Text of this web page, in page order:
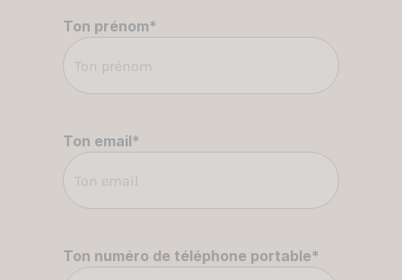
Ton prénom*
Ton email*
Ton numéro de téléphone portable*